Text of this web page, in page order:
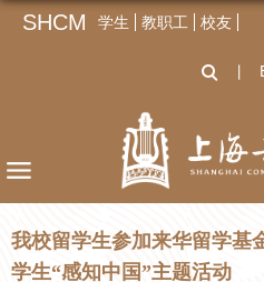
SHCM 学生 教职工 校友
我校留学生参加来华留学基
学生“感知中国”主题活动